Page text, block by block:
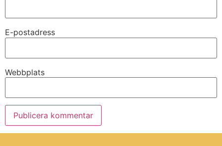
E-postadress
Webbplats